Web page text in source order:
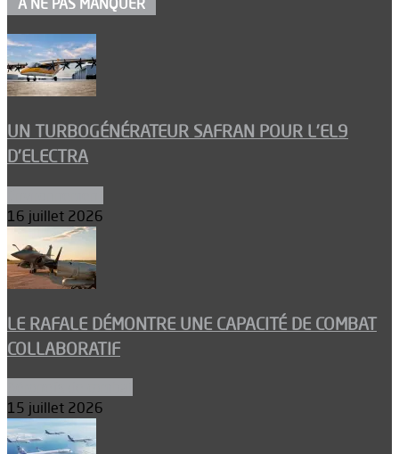
À NE PAS MANQUER
UN TURBOGÉNÉRATEUR SAFRAN POUR L’EL9
D’ELECTRA
16 juillet 2026
LE RAFALE DÉMONTRE UNE CAPACITÉ DE COMBAT
COLLABORATIF
15 juillet 2026